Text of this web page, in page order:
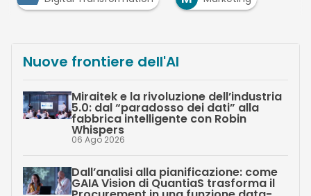
Nuove frontiere dell'AI
Miraitek e la rivoluzione dell’industria
5.0: dal “paradosso dei dati” alla
fabbrica intelligente con Robin
Whispers
06 Ago 2026
Dall’analisi alla pianificazione: come
GAIA Vision di QuantiaS trasforma il